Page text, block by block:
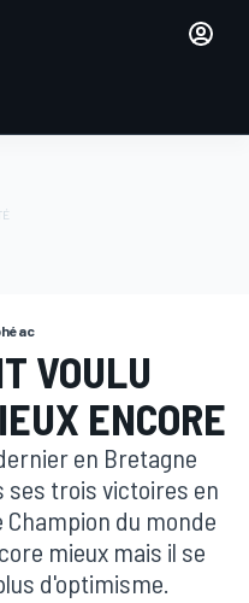
VOULU
ENCORE
en Bretagne
ses trois victoires en
du monde
mieux mais il se
d'optimisme.